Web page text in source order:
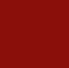
Monte Christo